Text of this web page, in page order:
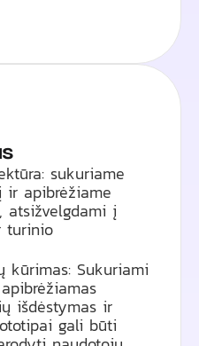
sukuriame
ir apibrėžiame
atsižvelgdami į
turinio
kūrimas: Sukuriami
išdėstymas ir
gali būti